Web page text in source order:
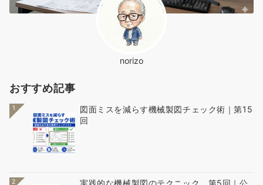
norizo
おすすめ記事
1
図面ミスを減らす機械製図チェック術｜第15
回
2
実践的な機械製図のテクニック 第5回｜公